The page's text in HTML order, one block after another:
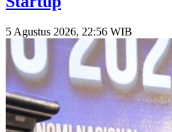
5 Agustus 2026, 22:56 WIB